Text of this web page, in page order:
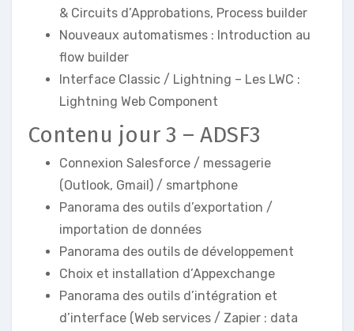
& Circuits d’Approbations, Process builder
Nouveaux automatismes : Introduction au
flow builder
Interface Classic / Lightning – Les LWC :
Lightning Web Component
Contenu jour 3 – ADSF3
Connexion Salesforce / messagerie
(Outlook, Gmail) / smartphone
Panorama des outils d’exportation /
importation de données
Panorama des outils de développement
Choix et installation d’Appexchange
Panorama des outils d’intégration et
d’interface (Web services / Zapier : data